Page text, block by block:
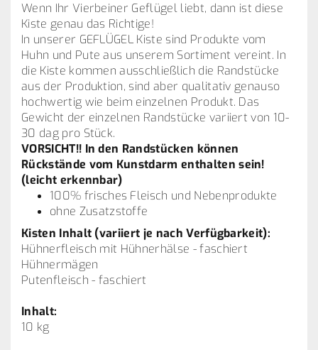
Wenn Ihr Vierbeiner Geflügel liebt, dann ist diese
Kiste genau das Richtige!
In unserer GEFLÜGEL Kiste sind Produkte vom
Huhn und Pute aus unserem Sortiment vereint. In
die Kiste kommen ausschließlich die Randstücke
aus der Produktion, sind aber qualitativ genauso
hochwertig wie beim einzelnen Produkt. Das
Gewicht der einzelnen Randstücke variiert von 10-
30 dag pro Stück.
VORSICHT!! In den Randstücken können
Rückstände vom Kunstdarm enthalten sein!
(leicht erkennbar)
100% frisches Fleisch und Nebenprodukte
ohne Zusatzstoffe
Kisten Inhalt (variiert je nach Verfügbarkeit):
Hühnerfleisch mit Hühnerhälse - faschiert
Hühnermägen
Putenfleisch - faschiert
Inhalt:
10 kg